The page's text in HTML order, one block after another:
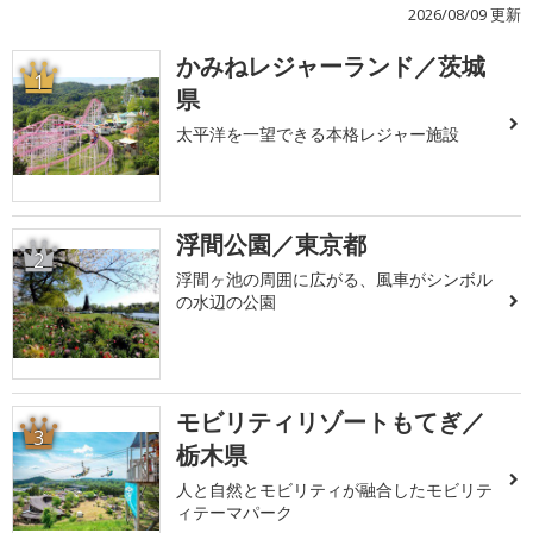
2026/08/09 更新
1
かみねレジャーランド／茨城
県
太平洋を一望できる本格レジャー施設
2 浮間公園／東京都
浮間ヶ池の周囲に広がる、風車がシンボル
の水辺の公園
3
モビリティリゾートもてぎ／
栃木県
人と自然とモビリティが融合したモビリテ
ィテーマパーク